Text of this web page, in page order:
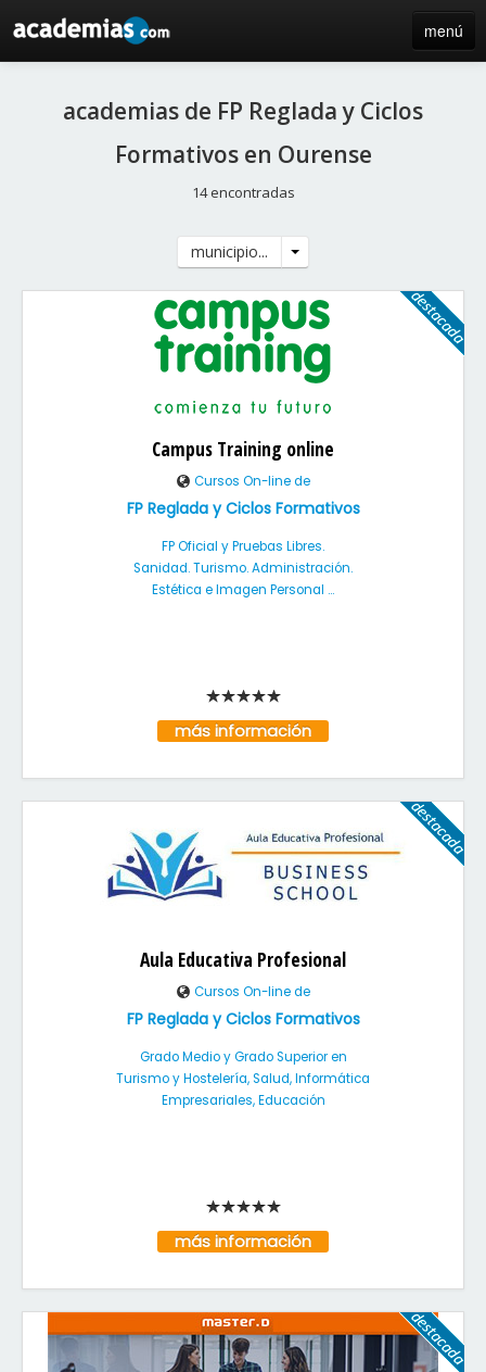
menú
blogacademias de FP Reglada y Ciclos
Formativos en Ourense
14 encontradas
municipio...
Campus Training online
Cursos On-line de
FP Reglada y Ciclos Formativos
FP Oficial y Pruebas Libres.
Sanidad. Turismo. Administración.
Estética e Imagen Personal ...
más información
Aula Educativa Profesional
Cursos On-line de
FP Reglada y Ciclos Formativos
Grado Medio y Grado Superior en
Turismo y Hostelería, Salud, Informática
Empresariales, Educación
más información